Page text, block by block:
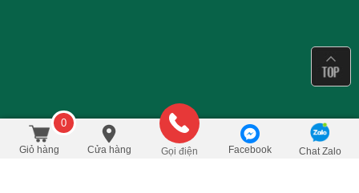
270.000 190.000 /Cái Đặt mua
0
Giỏ hàng Cửa hàng Gọi điện Facebook Chat Zalo